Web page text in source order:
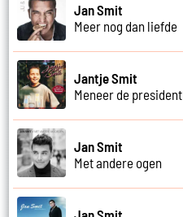
Jan Smit
Meer nog dan liefde
Jantje Smit
Meneer de president
Jan Smit
Met andere ogen